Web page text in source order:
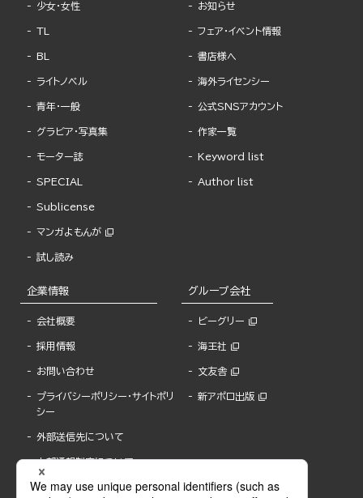
少女・女性
TL
BL
ライトノベル
青年・一般
グラビア・写真集
モーター誌
SPECIAL
Sublicense
マンガよもんが
試し読み
お知らせ
フェア・イベント情報
書店様へ
海外ライセンシー
公式SNSアカウント
作家一覧
Keyword list
Author list
企業情報
会社概要
採用情報
お問い合わせ
プライバシーポリシー・サイトポリ
シー
外部送信先について
内部通報制度について
グループ会社
ビーグリー
海王社
文友舎
新アポロ出版